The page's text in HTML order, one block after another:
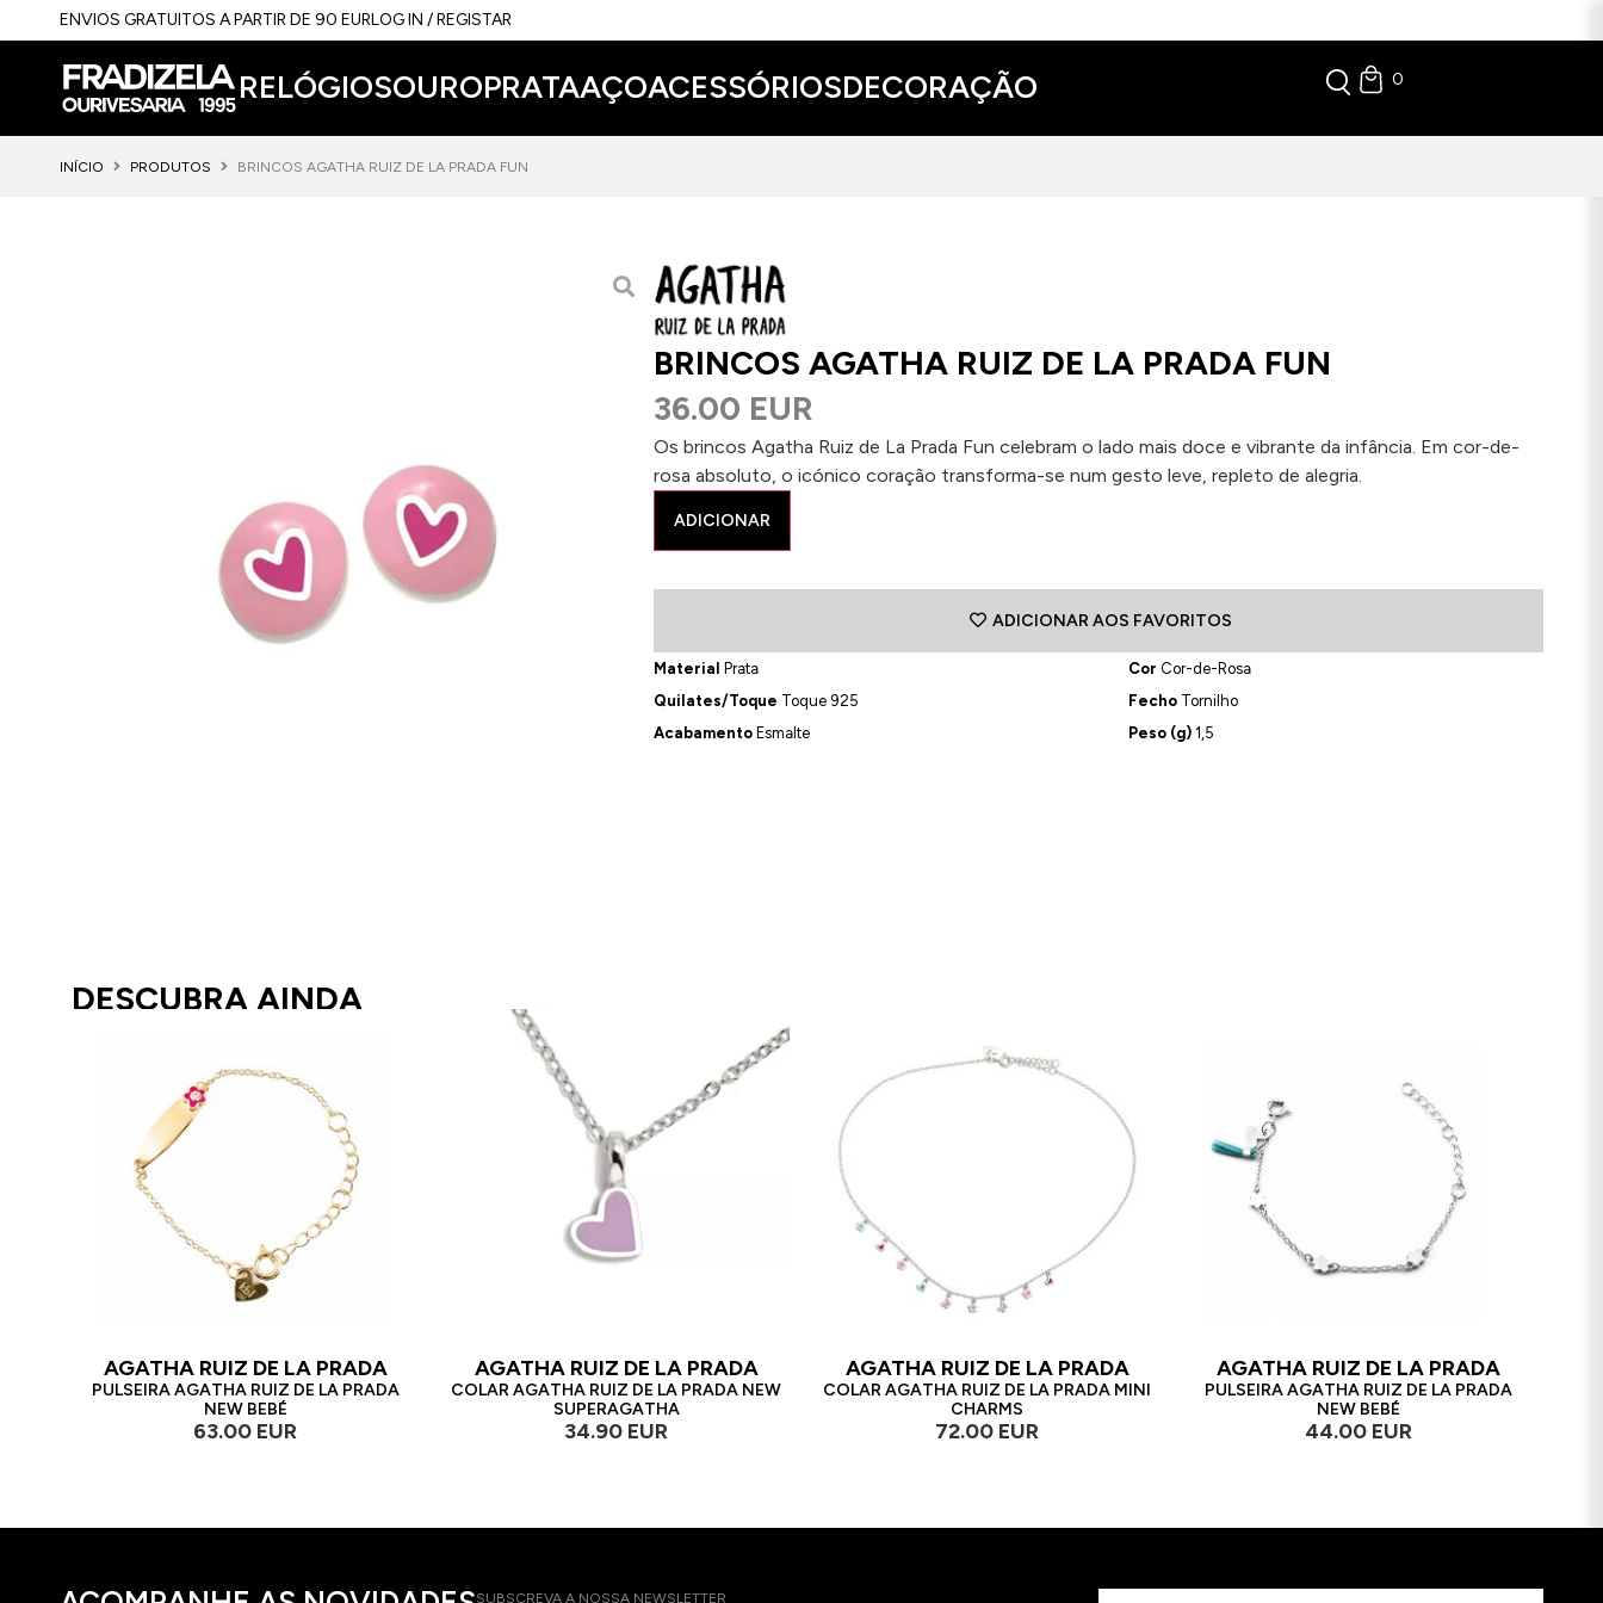
ENVIOS GRATUITOS A PARTIR DE 90 EURLOG IN / REGISTAR
RELÓGIOSOUROPRATAAÇOACESSÓRIOSDECORAÇÃO 0
INÍCIO PRODUTOS BRINCOS AGATHA RUIZ DE LA PRADA FUN
BRINCOS AGATHA RUIZ DE LA PRADA FUN
36.00 EUR
Os brincos Agatha Ruiz de La Prada Fun celebram o lado mais doce e vibrante da infância. Em cor-de-
rosa absoluto, o icónico coração transforma-se num gesto leve, repleto de alegria.
ADICIONAR
ADICIONAR AOS FAVORITOS
Material
Prata
Quilates/Toque Toque 925
AcabamentoEsmalte
Cor Cor-de-Rosa
FechoTornilho
Peso (g)1,5
DESCUBRA AINDA
AGATHA RUIZ DE LA PRADA
PULSEIRA AGATHA RUIZ DE LA PRADA
NEW BEBÉ
63.00 EUR
AGATHA RUIZ DE LA PRADA
COLAR AGATHA RUIZ DE LA PRADA NEW
SUPERAGATHA
34.90 EUR
AGATHA RUIZ DE LA PRADA
COLAR AGATHA RUIZ DE LA PRADA MINI
CHARMS
72.00 EUR
AGATHA RUIZ DE LA PRADA
PULSEIRA AGATHA RUIZ DE LA PRADA
NEW BEBÉ
44.00 EUR
SUBSCREVA A NOSSA NEWSLETTER